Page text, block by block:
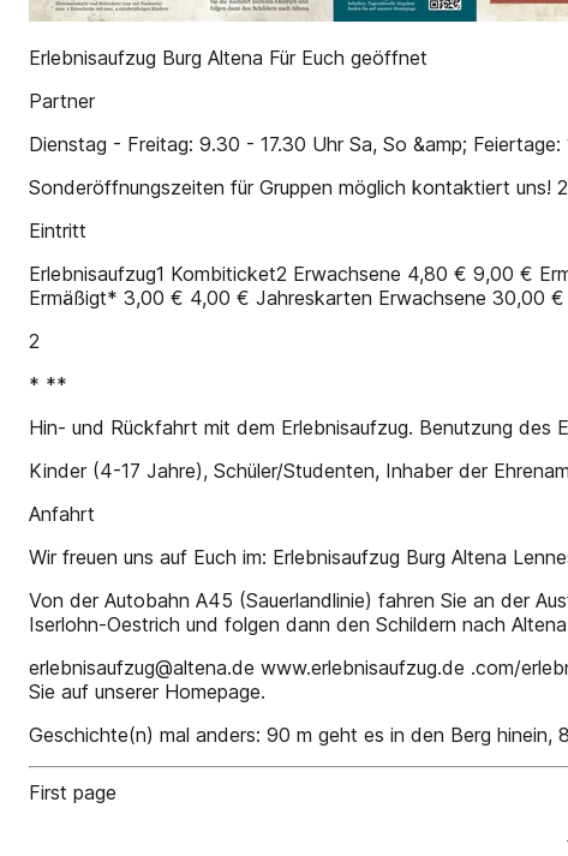
Erlebnisaufzug Burg Altena Für Euch geöffnet
Partner
Dienstag - Freitag: 9.30 - 17.30 Uhr Sa, So &amp;
Sonderöffnungszeiten für Gruppen möglich kontaktiert uns!
Eintritt
Erlebnisaufzug1 Kombiticket2 Erwachsene 4,80 € 9,00 €
Ermäßigt* 3,00 € 4,00 € Jahreskarten Erwachsene 30,00
2
* **
Hin- und Rückfahrt mit dem Erlebnisaufzug. Benutzung des
Kinder (4-17 Jahre), Schüler/Studenten, Inhaber der
Anfahrt
Wir freuen uns auf Euch im: Erlebnisaufzug Burg Altena
Von der Autobahn A45 (Sauerlandlinie) fahren Sie an der
Iserlohn-Oestrich und folgen dann den Schildern nach
erlebnisaufzug@altena.de www.erlebnisaufzug.de .com/
Sie auf unserer Homepage.
Geschichte(n) mal anders: 90 m geht es in den Berg
First page